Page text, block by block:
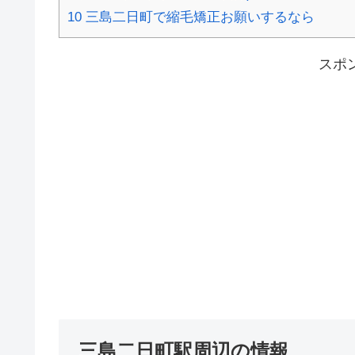
10 三島二日町で縮毛矯正お願いするなら
スポ
三島二日町駅周辺の情報